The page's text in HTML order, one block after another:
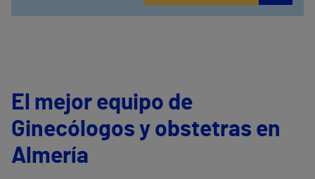
El mejor equipo de
Ginecólogos y obstetras en
Almería